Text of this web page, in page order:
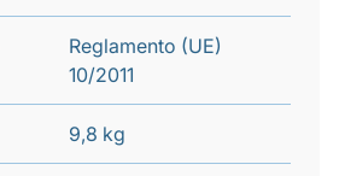
Reglamento (UE)
10/2011
9,8 kg